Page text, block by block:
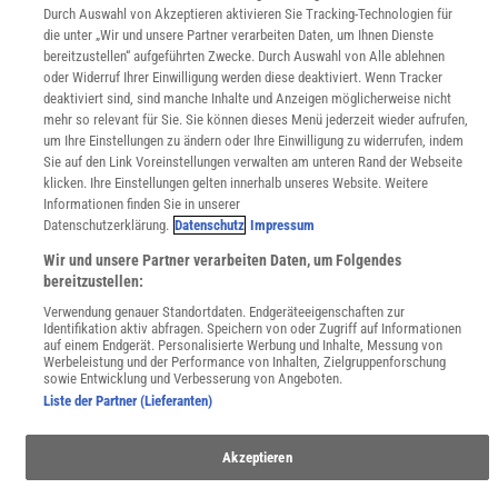
Für Spektrum schreiben
Zugänglichkeitserklärung
WEBSEITEN
KielSCN
Wissenschaft in die Schulen
SciLogs
Uns finden Sie auch hier:
Durch Auswahl von Akzeptieren aktivieren Sie Tracking-Technologien für
die unter „Wir und unsere Partner verarbeiten Daten, um Ihnen Dienste
bereitzustellen“ aufgeführten Zwecke. Durch Auswahl von Alle ablehnen
oder Widerruf Ihrer Einwilligung werden diese deaktiviert. Wenn Tracker
deaktiviert sind, sind manche Inhalte und Anzeigen möglicherweise nicht
mehr so relevant für Sie. Sie können dieses Menü jederzeit wieder aufrufen,
um Ihre Einstellungen zu ändern oder Ihre Einwilligung zu widerrufen, indem
Sie auf den Link Voreinstellungen verwalten am unteren Rand der Webseite
klicken. Ihre Einstellungen gelten innerhalb unseres Website. Weitere
Informationen finden Sie in unserer
Datenschutzerklärung. Datenschutz Impressum
Wir und unsere Partner verarbeiten Daten, um Folgendes
bereitzustellen:
Verwendung genauer Standortdaten. Endgeräteeigenschaften zur
Identifikation aktiv abfragen. Speichern von oder Zugriff auf Informationen
auf einem Endgerät. Personalisierte Werbung und Inhalte, Messung von
Werbeleistung und der Performance von Inhalten, Zielgruppenforschung
sowie Entwicklung und Verbesserung von Angeboten.
Liste der Partner (Lieferanten)
Akzeptieren